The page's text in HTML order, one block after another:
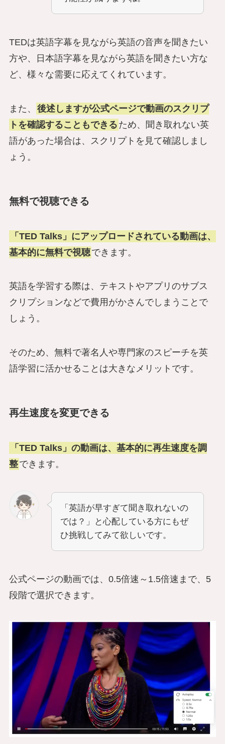
TEDは英語字幕を見ながら英語の音声を聞きたい
方や、日本語字幕を見ながら英語を聞きたい方な
ど、様々な需要に応えてくれています。
また、
後述しますが公式ページで動画のスクリプ
トを確認することもできる ため、聞き取れない英
語があった場合は、スクリプトを見て確認しまし
ょう。
無料で視聴できる
「TED Talks」にアップロードされている動画は、
基本的に無料で視聴できます。
英語を学習する際は、テキストやアプリのサブス
クリプションなどで費用がかさんでしまうことで
しょう。
そのため、無料で著名人や専門家のスピーチを英
語学習に活かせることは大きなメリットです。
再生速度を変更できる
「TED Talks」の動画は、基本的に再生速度を調
整できます。
「英語が早すぎて聞き取れないの
では？」と心配している方にもぜ
ひ挑戦してみて欲しいです。
公式ページの動画では、0.5倍速～1.5倍速まで、5
段階で選択できます。